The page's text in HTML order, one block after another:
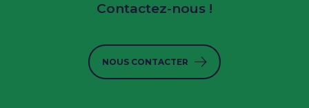
Contactez-nous !
NOUS CONTACTER